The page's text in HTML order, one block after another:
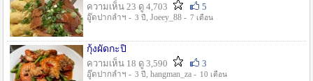
ความเห็น 23 ดู 4,703
5
อู๊ดปากลำฯ - 3 ปี , Joeey_88 - 7 เดือน
กุ้งผัดกะปิ
ความเห็น 18 ดู 3,590
3
อู๊ดปากลำฯ - 3 ปี , hangman_za - 10 เดือน